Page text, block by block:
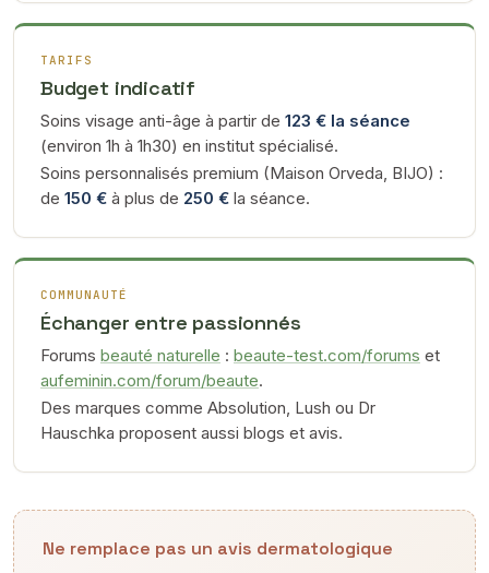
TARIFS
Budget indicatif
Soins visage anti-âge à partir de 123 € la séance
(environ 1h à 1h30) en institut spécialisé.
Soins personnalisés premium (Maison Orveda, BIJO) :
de 150 € à plus de 250 € la séance.
COMMUNAUTÉ
Échanger entre passionnés
Forums beauté naturelle : beaute-test.com/forums et
aufeminin.com/forum/beaute.
Des marques comme Absolution, Lush ou Dr
Hauschka proposent aussi blogs et avis.
Ne remplace pas un avis dermatologique